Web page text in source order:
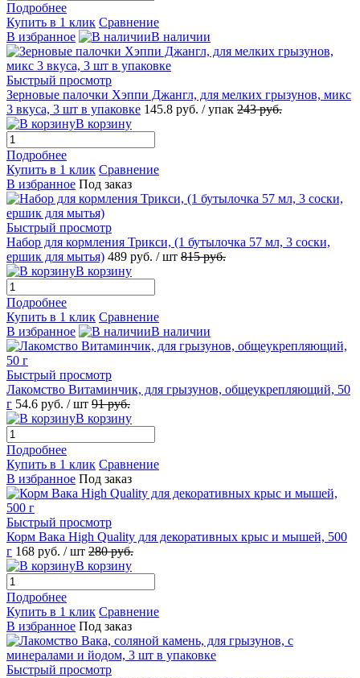
Подробнее
Купить в 1 клик Сравнение
В избранное
В наличии
Быстрый просмотр
Зерновые палочки Хэппи Джангл, для мелких грызунов, микс
3 вкуса, 3 шт в упаковке 145.8 руб. / упак 243руб.
В корзину
Подробнее
Купить в 1 клик Сравнение
В избранное Под заказ
Быстрый просмотр
Набор для кормления Трикси, (1 бутылочка 57 мл, 3 соски,
ершик для мытья) 489 руб. / шт 815руб.
В корзину
Подробнее
Купить в 1 клик Сравнение
В избранное
В наличии
Быстрый просмотр
Лакомство Витаминчик, для грызунов, общеукрепляющий, 50
г 54.6 руб. / шт 91руб.
В корзину
Подробнее
Купить в 1 клик Сравнение
В избранное Под заказ
Быстрый просмотр
Корм Вака High Quality для декоративных крыс и мышей, 500
г 168 руб. / шт 280руб.
В корзину
Подробнее
Купить в 1 клик Сравнение
В избранное Под заказ
Быстрый просмотр